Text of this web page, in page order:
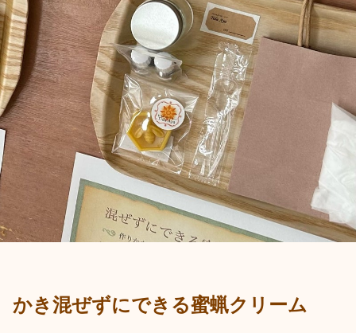
かき混ぜずにできる蜜蝋クリーム